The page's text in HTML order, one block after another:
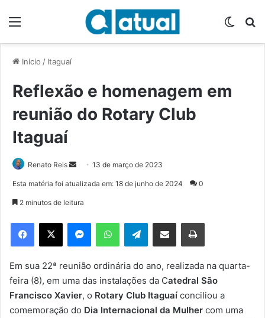
Início / Itaguaí
Reflexão e homenagem em
reunião do Rotary Club
Itaguaí
Renato Reis
d
e
u
m
e
-
m
a
13 de março de 2023
Esta matéria foi atualizada em: 18 de junho de 2024 0
2 minutos de leitura
Telegram
Em sua 22ª reunião ordinária do ano, realizada na quarta-
feira (8), em uma das instalações da Catedral São
Francisco Xavier, o Rotary Club Itaguaí conciliou a
comemoração do Dia Internacional da Mulher com uma